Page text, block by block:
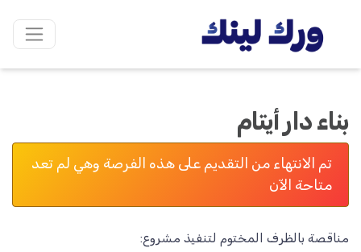
بناء دار أيتام
تم الانتهاء من التقديم على هذه الفرصة وهي لم تعد
متاحة الآن